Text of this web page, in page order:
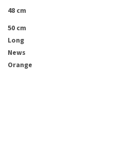
48 cm
50 cm
Long
News
Orange